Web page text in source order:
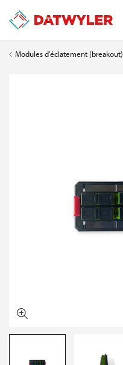
Modules d'éclatement (breakout)